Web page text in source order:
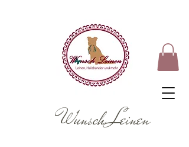
Wunsch Leinen